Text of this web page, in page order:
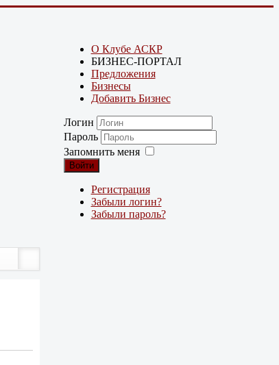
О Клубе АСКР
БИЗНЕС-ПОРТАЛ
Предложения
Бизнесы
Добавить Бизнес
Логин
Пароль
Запомнить меня
Войти
Регистрация
Забыли логин?
Забыли пароль?